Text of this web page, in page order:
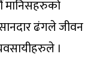
मानिसहरुको
ढंगले जीवन
।